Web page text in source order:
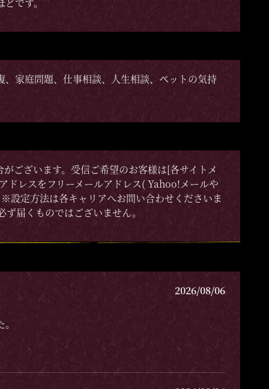
家庭問題、仕事相談、人生相談、ペットの気持
ございます。受信ご希望のお客様は[各サイトメ
ドレスをフリーメールアドレス( Yahoo!メールや
定方法は各キャリアへお問い合わせくださいま
届くものではございません。
2026/08/06